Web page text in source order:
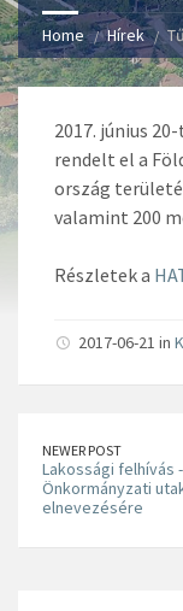
Home Hírek
2017. június
rendelt el a
ország
valamint 200
Részletek a
2017-06-21 in
NEWER POST
Lakossági felhívás -
Önkormányzati
elnevezésére